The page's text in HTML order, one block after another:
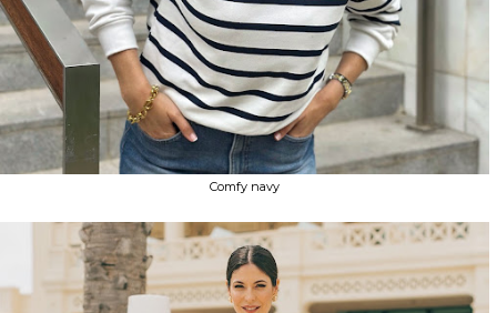
Comfy navy